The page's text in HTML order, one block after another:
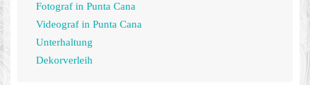
Fotograf in Punta Cana
Videograf in Punta Cana
Unterhaltung
Dekorverleih